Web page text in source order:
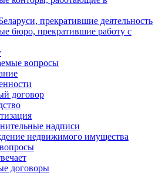
прекратившие деятельность
бюро, прекратившие работу с
вопросы
договор
надписи
недвижимого имущества
договоры